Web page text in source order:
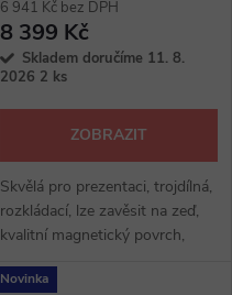
6 941 Kč bez DPH
8 399 Kč
Skladem doručíme 11. 8.
2026 2 ks
ZOBRAZIT
Skvělá pro prezentaci, trojdílná,
rozkládací, lze zavěsit na zeď,
kvalitní magnetický povrch,
Novinka